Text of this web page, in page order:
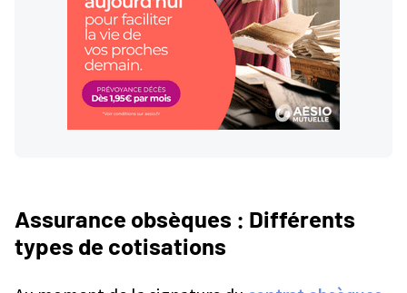
Assurance obsèques : Différents
types de cotisations